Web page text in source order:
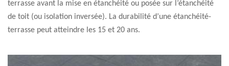
terrasse avant la mise en étanchéité ou posée sur l’étanchéité
de toit (ou isolation inversée). La durabilité d’une étanchéité-
terrasse peut atteindre les 15 et 20 ans.